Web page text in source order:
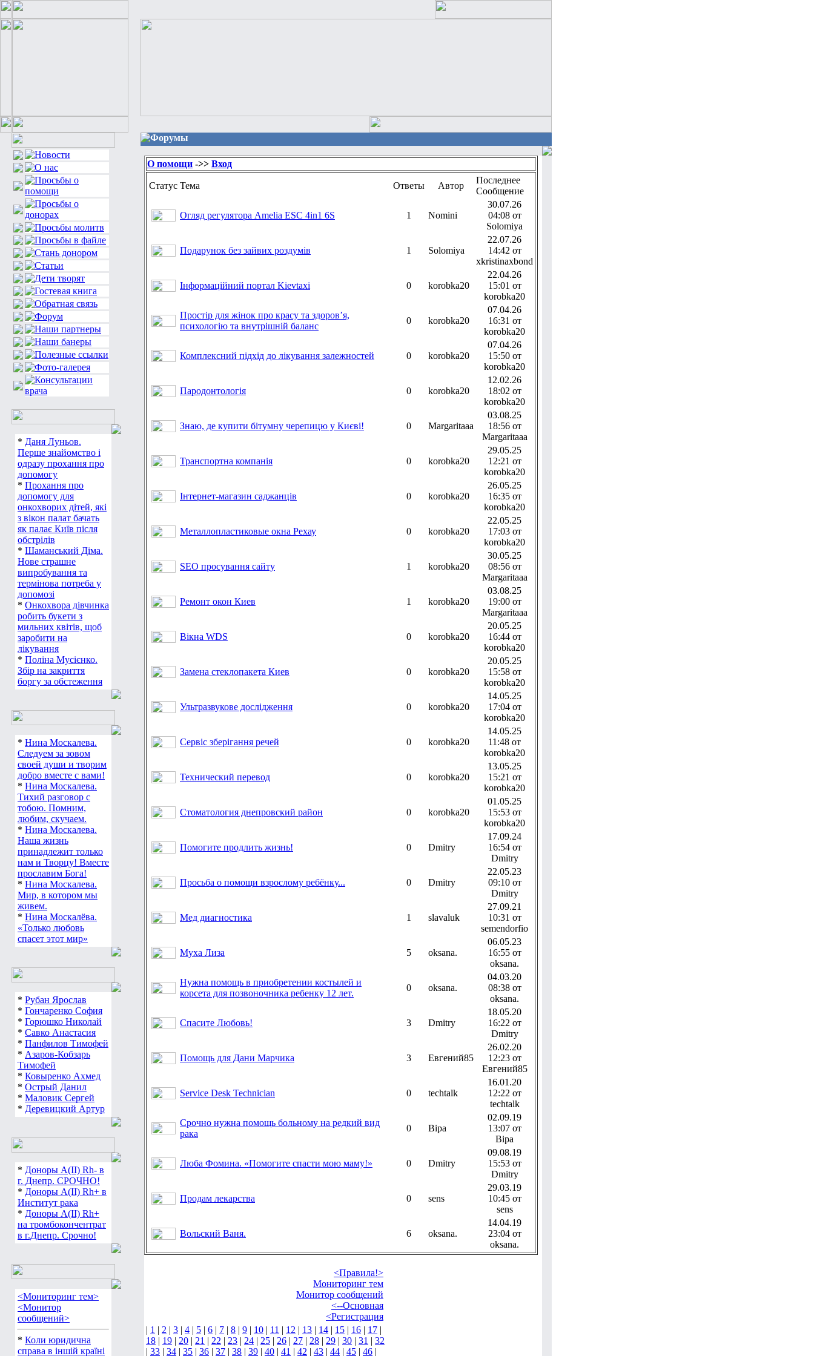
* Даня Луньов.
Перше знайомство і
одразу прохання про
допомогу
* Прохання про
допомогу для
онкохворих дітей, які
з вікон палат бачать
як палає Київ після
обстрілів
* Шаманський Діма.
Нове страшне
випробування та
термінова потреба у
допомозі
* Онкохвора дівчинка
робить букети з
мильних квітів, щоб
заробити на
лікування
* Поліна Мусієнко.
Збір на закриття
боргу за обстеження
* Нина Москалева.
Следуем за зовом
своей души и творим
добро вместе с вами!
* Нина Москалева.
Тихий разговор с
тобою. Помним,
любим, скучаем.
* Нина Москалева.
Наша жизнь
принадлежит только
нам и Творцу! Вместе
прославим Бога!
* Нина Москалева.
Мир, в котором мы
живем.
* Нина Москалёва.
«Только любовь
спасет этот мир»
* Рубан Ярослав
* Гончаренко София
* Горюшко Николай
* Савко Анастасия
* Панфилов Тимофей
* Азаров-Кобзарь
Тимофей
* Ковыренко Ахмед
* Острый Данил
* Маловик Сергей
* Деревицкий Артур
* Доноры А(ІІ) Rh- в
г. Днепр. СРОЧНО!
* Доноры А(ІІ) Rh+ в
Институт рака
* Доноры А(ІІ) Rh+
на тромбокончентрат
в г.Днепр. Срочно!
<Мониторинг тем>
<Монитор
сообщений>
* Коли юридична
справа в іншій країні
Форумы
О помощи ->> Вход
Статус Тема Ответы Автор
Последнее
Сообщение
Огляд регулятора Amelia ESC 4in1 6S 1 Nomini
30.07.26
04:08 от
Solomiya
Подарунок без зайвих роздумів 1 Solomiya
22.07.26
14:42 от
xkristinaxbond
Інформаційний портал Kievtaxi 0 korobka20
22.04.26
15:01 от
korobka20
Простір для жінок про красу та здоров’я,
психологію та внутрішній баланс
0 korobka20
07.04.26
16:31 от
korobka20
Комплексний підхід до лікування залежностей 0 korobka20
07.04.26
15:50 от
korobka20
Пародонтологія 0 korobka20
12.02.26
18:02 от
korobka20
Знаю, де купити бітумну черепицю у Києві! 0 Margaritaaa
03.08.25
18:56 от
Margaritaaa
Транспортна компанія 0 korobka20
29.05.25
12:21 от
korobka20
Інтернет-магазин саджанців 0 korobka20
26.05.25
16:35 от
korobka20
Металлопластиковые окна Рехау 0 korobka20
22.05.25
17:03 от
korobka20
SEO просування сайту 1 korobka20
30.05.25
08:56 от
Margaritaaa
Ремонт окон Киев 1 korobka20
03.08.25
19:00 от
Margaritaaa
Вікна WDS 0 korobka20
20.05.25
16:44 от
korobka20
Замена стеклопакета Киев 0 korobka20
20.05.25
15:58 от
korobka20
Ультразвукове дослідження 0 korobka20
14.05.25
17:04 от
korobka20
Сервіс зберігання речей 0 korobka20
14.05.25
11:48 от
korobka20
Технический перевод 0 korobka20
13.05.25
15:21 от
korobka20
Стоматология днепровский район 0 korobka20
01.05.25
15:53 от
korobka20
Помогите продлить жизнь! 0 Dmitry
17.09.24
16:54 от
Dmitry
Просьба о помощи взрослому ребёнку... 0 Dmitry
22.05.23
09:10 от
Dmitry
Мед диагностика 1 slavaluk
27.09.21
10:31 от
semendorfio
Муха Лиза 5 oksana.
06.05.23
16:55 от
oksana.
Нужна помощь в приобретении костылей и
корсета для позвоночника ребенку 12 лет.
0 oksana.
04.03.20
08:38 от
oksana.
Спасите Любовь! 3 Dmitry
18.05.20
16:22 от
Dmitry
Помощь для Дани Марчика 3 Евгений85
26.02.20
12:23 от
Евгений85
Service Desk Technician 0 techtalk
16.01.20
12:22 от
techtalk
Срочно нужна помощь больному на редкий вид
рака
0 Віра
02.09.19
13:07 от
Віра
Люба Фомина. «Помогите спасти мою маму!» 0 Dmitry
09.08.19
15:53 от
Dmitry
Продам лекарства 0 sens
29.03.19
10:45 от
sens
Вольский Ваня. 6 oksana.
14.04.19
23:04 от
oksana.
<Правила!>
Мониторинг тем
Монитор сообщений
<--Основная
<Регистрация
| 1 | 2 | 3 | 4 | 5 | 6 | 7 | 8 | 9 | 10 | 11 | 12 | 13 | 14 | 15 | 16 | 17 |
18 | 19 | 20 | 21 | 22 | 23 | 24 | 25 | 26 | 27 | 28 | 29 | 30 | 31 | 32
| 33 | 34 | 35 | 36 | 37 | 38 | 39 | 40 | 41 | 42 | 43 | 44 | 45 | 46 |